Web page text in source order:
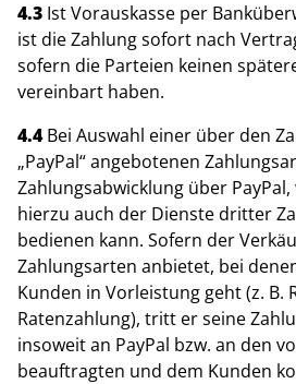
4.3 Ist Vorauskasse per
ist die Zahlung sofort nach
sofern die Parteien keinen
vereinbart haben.
4.4Bei Auswahl einer über den
„PayPal“ angebotenen
Zahlungsabwicklung über PayPal,
hierzu auch der Dienste dritter
bedienen kann. Sofern der
Zahlungsarten anbietet, bei
Kunden in Vorleistung geht (z. B.
Ratenzahlung), tritt er seine
insoweit an PayPal bzw. an den
beauftragten und dem Kunden